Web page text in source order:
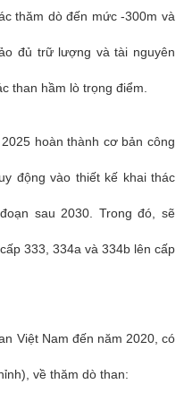
thăm dò đến mức -300m và
đủ trữ lượng và tài nguyên
than hầm lò trọng điểm.
hoàn thành cơ bản công
động vào thiết kế khai thác
sau 2030. Trong đó, sẽ
333, 334a và 334b lên cấp
Việt Nam đến năm 2020, có
về thăm dò than: